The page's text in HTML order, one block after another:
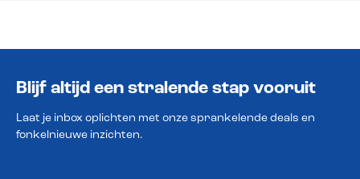
Blijf altijd een stralende stap vooruit
Laat je inbox oplichten met onze sprankelende deals en
fonkelnieuwe inzichten.